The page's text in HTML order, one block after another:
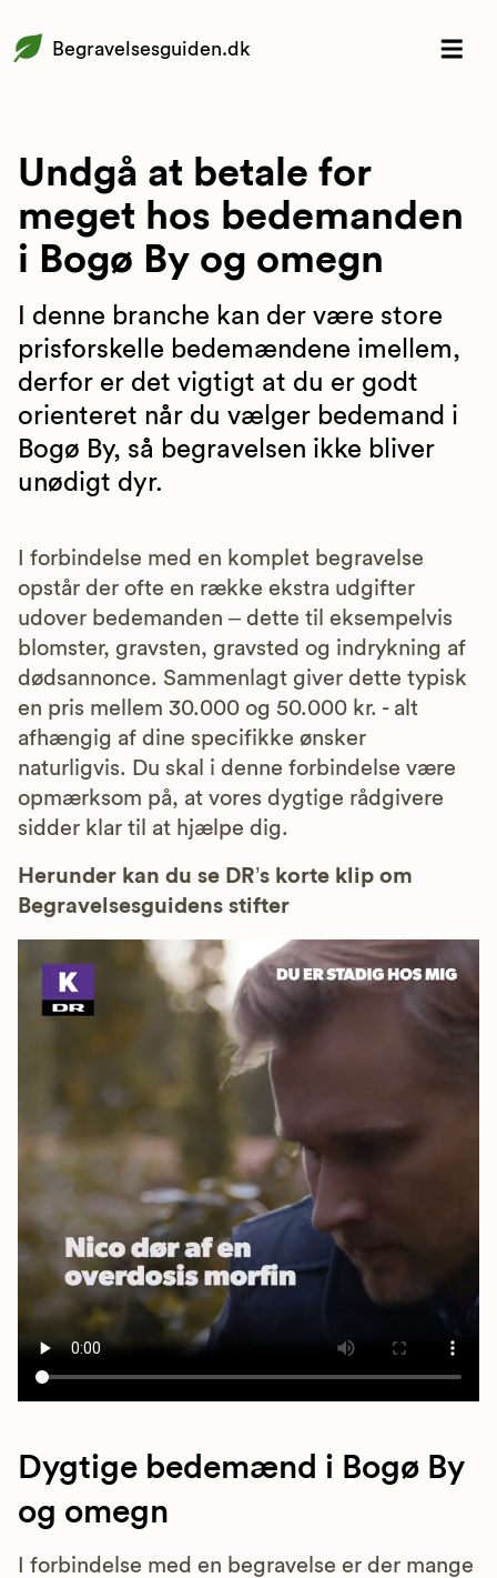
Begravelsesguiden.dk
Undgå at betale for
meget hos bedemanden
i Bogø By og omegn
I denne branche kan der være store
prisforskelle bedemændene imellem,
derfor er det vigtigt at du er godt
orienteret når du vælger bedemand i
Bogø By, så begravelsen ikke bliver
unødigt dyr.
I forbindelse med en komplet begravelse
opstår der ofte en række ekstra udgifter
udover bedemanden – dette til eksempelvis
blomster, gravsten, gravsted og indrykning af
dødsannonce. Sammenlagt giver dette typisk
en pris mellem 30.000 og 50.000 kr. - alt
afhængig af dine specifikke ønsker
naturligvis. Du skal i denne forbindelse være
opmærksom på, at vores dygtige rådgivere
sidder klar til at hjælpe dig.
Herunder kan du se DR’s korte klip om
Begravelsesguidens stifter
Dygtige bedemænd i Bogø By
og omegn
I forbindelse med en begravelse er der mange